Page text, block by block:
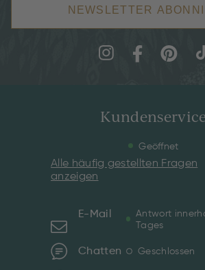
NEWSLETTER
Geöffnet
Alle häufig gestellten Fragen
anzeigen
E-Mail
Antwort
Tages
Chatten Geschlossen